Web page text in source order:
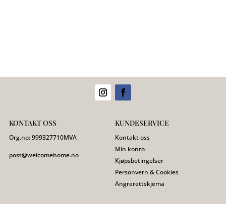
KONTAKT OSS
Org.no:999327710MVA
post@welcomehome.no
KUNDESERVICE
Kontakt oss
Min konto
Kjøpsbetingelser
Personvern & Cookies
Angrerettskjema